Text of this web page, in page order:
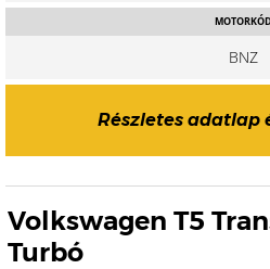
MOTORKÓD
BNZ
Részletes adatlap
Volkswagen T5
Turbó